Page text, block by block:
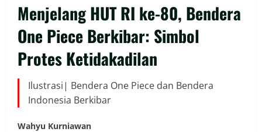
Menjelang HUT RI ke-80, Bendera
One Piece Berkibar: Simbol
Protes Ketidakadilan
Ilustrasi| Bendera One Piece dan Bendera
Indonesia Berkibar
Wahyu Kurniawan